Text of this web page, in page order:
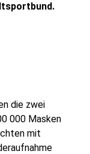
die zwei
000 Masken
mit